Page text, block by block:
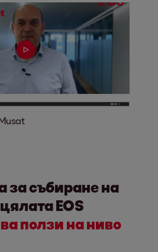
за събиране на
EOS
ползи на ниво